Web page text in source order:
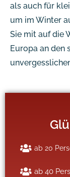
als auch für
um im Winter
Sie mit auf die
Europa an den
ab 20
ab 40